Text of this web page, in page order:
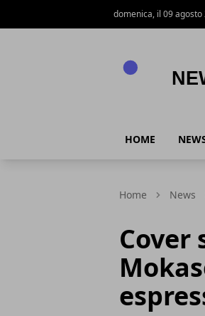
domenica, il 09 agosto
HOME
Home News